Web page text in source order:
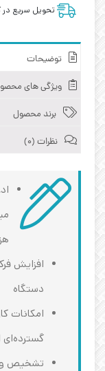
تحویل سریع در
توضیحات
ویژگی های
برند محصول
نظرات (0)
افزایش
دستگاه
امکانات
گسترده‌ای
تشخیص و